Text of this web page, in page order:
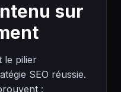
sur
le pilier
SEO réussie.
: